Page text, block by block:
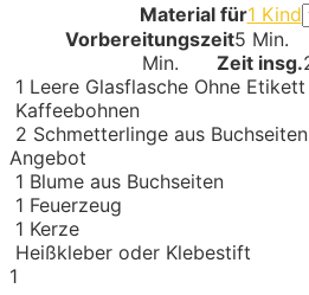
Material für1 Kind
Vorbereitungszeit5 Min.
Min.
Zeit insg.
1 Leere Glasflasche Ohne Etikett
Kaffeebohnen
2 Schmetterlinge aus Buchseiten
Angebot
1 Blume aus Buchseiten
1 Feuerzeug
1 Kerze
Heißkleber oder Klebestift
1